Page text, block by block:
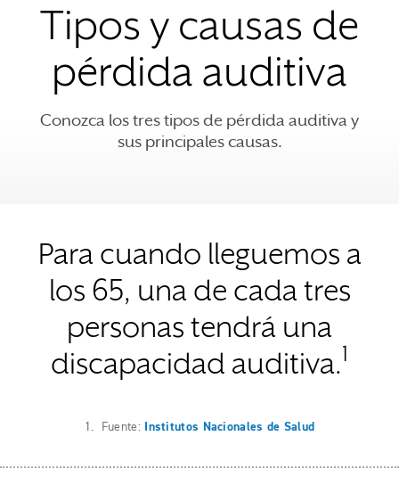
Tipos y causas de
pérdida auditiva
Conozca los tres tipos de pérdida auditiva y
sus principales causas.
Para cuando lleguemos a
los 65, una de cada tres
personas tendrá una
discapacidad auditiva.1
1. Fuente: Institutos Nacionales de Salud